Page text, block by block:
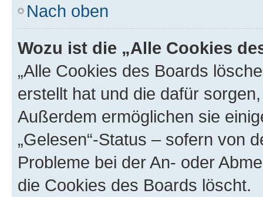
Nach oben
Wozu ist die „Alle Cookies
„Alle Cookies des Boards
erstellt hat und die dafür
Außerdem ermöglichen sie
„Gelesen“-Status – sofern von
Probleme bei der An- oder
die Cookies des Boards löscht.